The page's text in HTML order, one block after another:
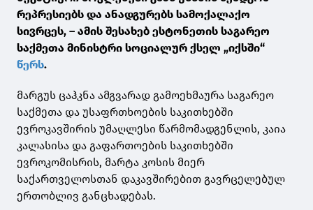
რეპრესიებს და ანადგურებს სამოქალაქო
სივრცეს, – ამის შესახებ ესტონეთის საგარეო
საქმეთა მინისტრი სოციალურ ქსელ „იქსში“
წერს.
მარგუს ცაჰკნა ამგვარად გამოეხმაურა საგარეო
საქმეთა და უსაფრთხოების საკითხებში
ევროკავშირის უმაღლესი წარმომადგენლის, კაია
კალასისა და გაფართოების საკითხებში
ევროკომისრის, მარტა კოსის მიერ
საქართველოსთან დაკავშირებით გავრცელებულ
ერთობლივ განცხადებას.